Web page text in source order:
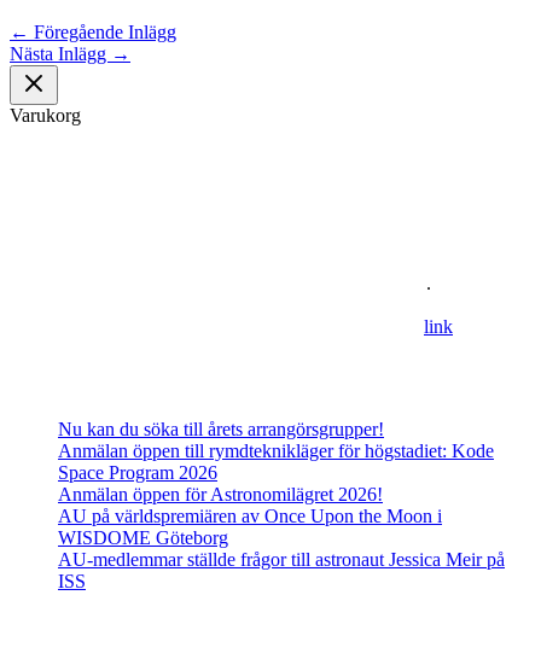
← Föregående Inlägg
Nästa Inlägg →
Varukorg
.
link
Nu kan du söka till årets arrangörsgrupper!
Anmälan öppen till rymdteknikläger för högstadiet: Kode
Space Program 2026
Anmälan öppen för Astronomilägret 2026!
AU på världspremiären av Once Upon the Moon i
WISDOME Göteborg
AU-medlemmar ställde frågor till astronaut Jessica Meir på
ISS